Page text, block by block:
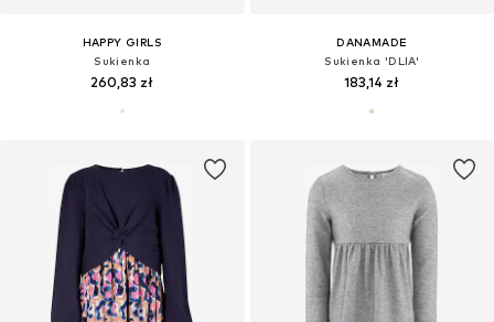
HAPPY GIRLS
Sukienka
260,83 zł
DANAMADE
Sukienka 'DLIA'
183,14 zł